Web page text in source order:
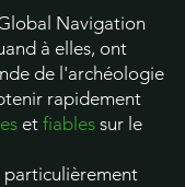
Navigation
à elles, ont
de l'archéologie
rapidement
et fiables sur le
particulièrement